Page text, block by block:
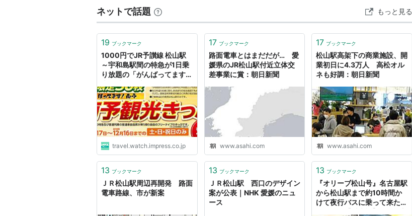
ＴＳＥ 特急「 しおかぜ
↑上段へ …新居浜駅…伊予西条…壬生川駅…今治駅 伊予北条←「松山駅」
ＴＳＥ 特急「いしづち」
高松駅…坂出…宇多津…（ 以西 上記 特急「 しおかぜ」に連結。もしくは同
等の停車駅。）
ＴＳＥ 特急「宇和海」
「 」→ 伊予市駅 内子… 卯之町…宇和島
＞＞路線案内 伊予鉄道 松山駅前＜＜
１系統環状線（時計回り）
ネットで話題 もっと見る
19 ブックマーク
1000円でJR予讃線 松山駅
～宇和島駅間の特急が1日乗
り放題の「がんばってます！
travel.watch.impress.co.jp
17 ブックマーク
路面電車とはまだだが… 愛
媛県のJR松山駅付近立体交
差事業に賞：朝日新聞
www.asahi.com
17 ブックマーク
松山駅高架下の商業施設、開
業初日に4.3万人 高松オル
ネも好調：朝日新聞
www.asahi.com
13 ブックマーク
ＪＲ松山駅周辺再開発 路面
電車路線、市が新案
13 ブックマーク
ＪＲ松山駅 西口のデザイン
案が公表｜NHK 愛媛のニュ
ース
13 ブックマーク
『オリーブ松山号』名古屋駅
から松山駅まで約10時間か
けて夜行バスに乗って来たま